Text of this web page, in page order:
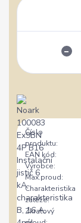
Číslo
produktu:
EAN kód:
Výrobce:
Max.proud:
Charakteristika
zátěže:
Zkratový